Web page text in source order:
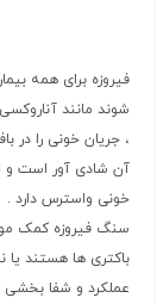
فیروزه برای همه
، جریان خونی را در
آن شادی آور است و
خونی واسترس دارد .
سنگ فیروزه کمک
باکتری ها هستند یا
عملکرد و شفا بخشی